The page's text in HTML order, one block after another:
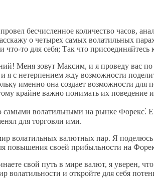
бесчисленное количество часов,
о четырех самых волатильных
то для себя; Так что
Меня зовут Максим, и я проведу вас
я с нетерпением жду возможности
именно она создает возможности
крайне важно понимать их поведение
самыми волатильными на рынке
для торговли ими.
волатильных валютных пар. Я
повышения своей прибыльности на
свой путь в мире валют, я уверен,
волатильности и откройте для себя